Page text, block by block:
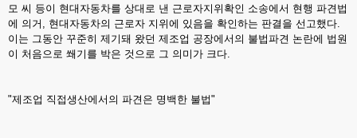
모 씨 등이 현대자동차를 상대로 낸 근로자지위확인 소송에서 현행 파견법
에 의거, 현대자동차의 근로자 지위에 있음을 확인하는 판결을 선고했다.
이는 그동안 꾸준히 제기돼 왔던 제조업 공장에서의 불법파견 논란에 법원
이 처음으로 쐐기를 박은 것으로 그 의미가 크다.
"제조업 직접생산에서의 파견은 명백한 불법"